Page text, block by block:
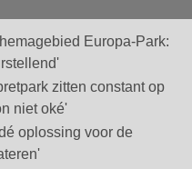
Europa-Park:
zitten constant op
niet oké'
oplossing voor de